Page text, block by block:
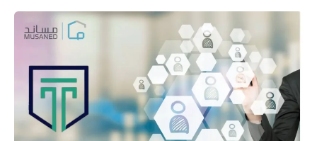
الاستقدام
المعتمدة
في
مساند